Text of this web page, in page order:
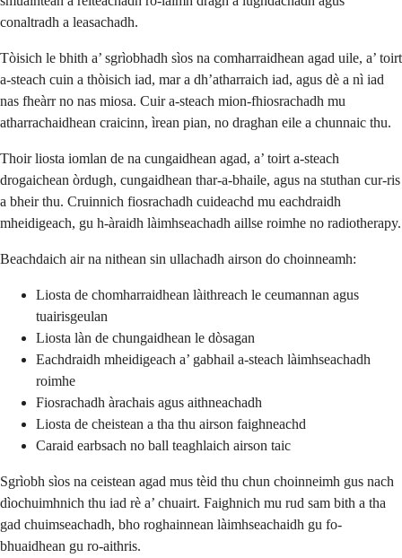
conaltradh a leasachadh.
Tòisich le bhith a’ sgrìobhadh sìos na comharraidhean agad uile, a’ toirt
a-steach cuin a thòisich iad, mar a dh’atharraich iad, agus dè a nì iad
nas fheàrr no nas miosa. Cuir a-steach mion-fhiosrachadh mu
atharrachaidhean craicinn, ìrean pian, no draghan eile a chunnaic thu.
Thoir liosta iomlan de na cungaidhean agad, a’ toirt a-steach
drogaichean òrdugh, cungaidhean thar-a-bhaile, agus na stuthan cur-ris
a bheir thu. Cruinnich fiosrachadh cuideachd mu eachdraidh
mheidigeach, gu h-àraidh làimhseachadh aillse roimhe no radiotherapy.
Beachdaich air na nithean sin ullachadh airson do choinneamh:
Liosta de chomharraidhean làithreach le ceumannan agus
tuairisgeulan
Liosta làn de chungaidhean le dòsagan
Eachdraidh mheidigeach a’ gabhail a-steach làimhseachadh
roimhe
Fiosrachadh àrachais agus aithneachadh
Liosta de cheistean a tha thu airson faighneachd
Caraid earbsach no ball teaghlaich airson taic
Sgrìobh sìos na ceistean agad mus tèid thu chun choinneimh gus nach
dìochuimhnich thu iad rè a’ chuairt. Faighnich mu rud sam bith a tha
gad chuimseachadh, bho roghainnean làimhseachaidh gu fo-
bhuaidhean gu ro-aithris.